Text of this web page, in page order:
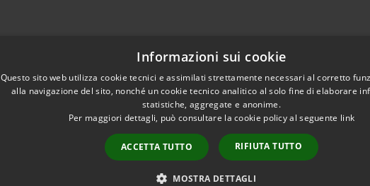
Copyright © 2026 • Comune di
Informazioni sui cookie
Questo sito web utilizza cookie tecnici e assimilati strettamente necessari al corretto
alla navigazione del sito, nonché un cookie tecnico analitico al solo fine di elaborare
statistiche, aggregate e anonime.
Per maggiori dettagli, può consultare la cookie policy al seguente link
ACCETTA TUTTO RIFIUTA TUTTO
MOSTRA DETTAGLI